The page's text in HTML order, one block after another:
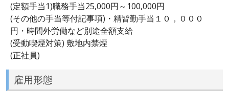
(定額手当1)職務手当25,000円～100,000円
(その他の手当等付記事項)・精皆勤手当１０，０００
円・時間外労働など別途全額支給
(受動喫煙対策) 敷地内禁煙
(正社員)
雇用形態